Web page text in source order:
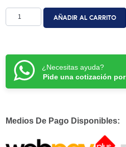
AÑADIR AL CARRITO
¿Necesitas ayuda?
Pide una cotización
Medios De Pago Disponibles: